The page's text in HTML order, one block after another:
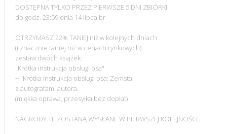
DOSTĘPNA TYLKO PRZEZ PIERWSZE 5 DNI ZBIÓRKI
do godz. 23:59 dnia 14 lipca br
OTRZYMASZ 22% TANIEJ niż w kolejnych dniach
(i znacznie taniej niż w cenach rynkowych):
zestaw dwóch książek:
"Krótka instrukcja obsługi psa"
+ "Krótka instrukcja obsługi psa: Zemsta"
z autografami autora.
(miękka oprawa, przesyłka bez dopłat)
NAGRODY TE ZOSTANĄ WYSŁANE W PIERWSZEJ KOLEJNOŚCI